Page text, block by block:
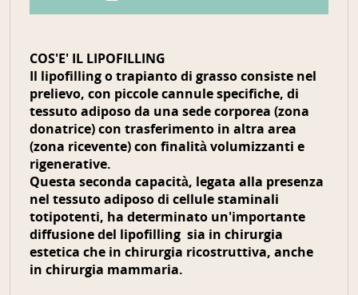
COS'E' IL LIPOFILLING
Il lipofilling o trapianto di grasso consiste nel
prelievo, con piccole cannule specifiche, di
tessuto adiposo da una sede corporea (zona
donatrice) con trasferimento in altra area
(zona ricevente) con finalità volumizzanti e
rigenerative.
Questa seconda capacità, legata alla presenza
nel tessuto adiposo di cellule staminali
totipotenti, ha determinato un'importante
diffusione del lipofilling sia in chirurgia
estetica che in chirurgia ricostruttiva, anche
in chirurgia mammaria.